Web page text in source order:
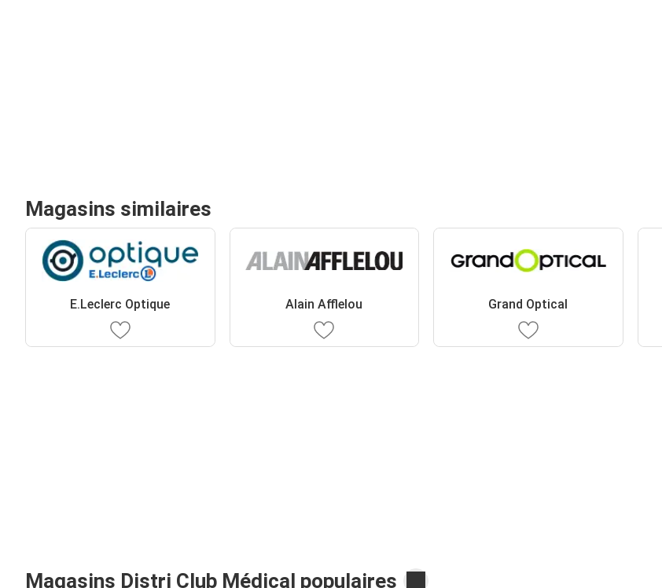
Magasins similaires
E.Leclerc Optique Alain Afflelou Grand Optical
Magasins Distri Club Médical populaires